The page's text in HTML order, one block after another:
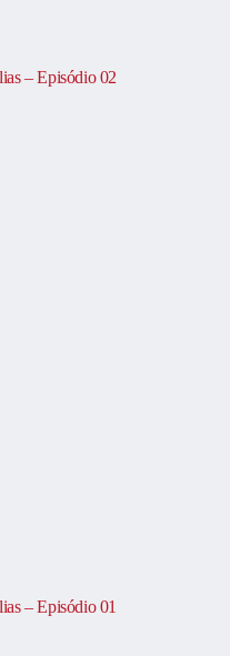
– Episódio 02
– Episódio 01